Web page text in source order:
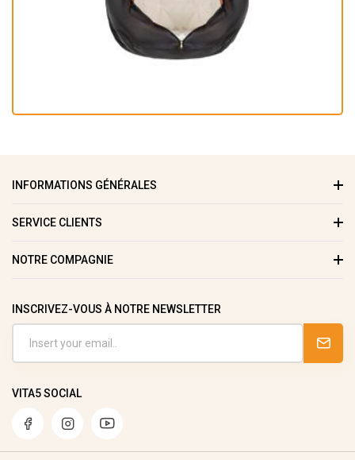
INFORMATIONS GÉNÉRALES
SERVICE CLIENTS
NOTRE COMPAGNIE
INSCRIVEZ-VOUS À NOTRE NEWSLETTER
VITA5 SOCIAL